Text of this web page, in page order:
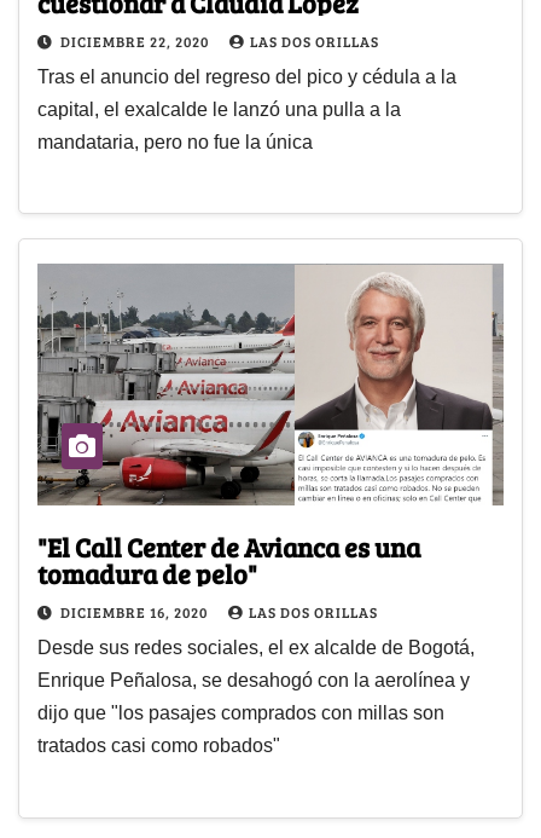
DICIEMBRE 22, 2020 LAS DOS ORILLAS
Tras el anuncio del regreso del pico y cédula a la
capital, el exalcalde le lanzó una pulla a la
mandataria, pero no fue la única
"El Call Center de Avianca es una
tomadura de pelo"
DICIEMBRE 16, 2020 LAS DOS ORILLAS
Desde sus redes sociales, el ex alcalde de Bogotá,
Enrique Peñalosa, se desahogó con la aerolínea y
dijo que "los pasajes comprados con millas son
tratados casi como robados"